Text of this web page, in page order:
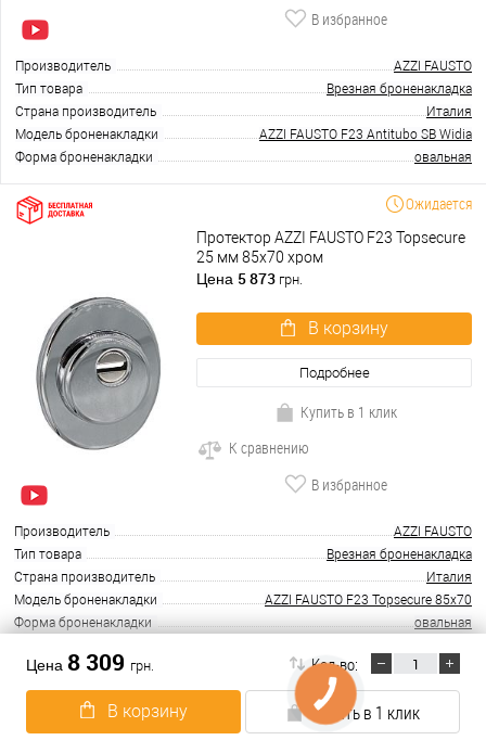
Цена 8 309 грн. Кол-во:
В корзину Купить в 1 клик
В избранное
Производитель
AZZI FAUSTO
Тип товара
Врезная броненакладка
Страна производитель
Италия
Модель броненакладки
AZZI FAUSTO F23 Antitubo SB Widia
Форма броненакладки
овальная
Ожидается
Протектор AZZI FAUSTO F23 Topsecure
25 мм 85х70 хром
Цена 5 873 грн.
В корзину
Подробнее
Купить в 1 клик
К сравнению
В избранное
Производитель
AZZI FAUSTO
Тип товара
Врезная броненакладка
Страна производитель
Италия
Модель броненакладки
AZZI FAUSTO F23 Topsecure 85x70
Форма броненакладки
овальная
В наличии
Протектор DISEC MONOLITO MILANO
KRIPTON BKS260 25мм хром